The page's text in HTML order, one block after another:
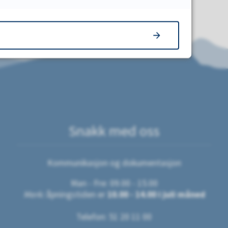
Snakk med oss
Kommunikasjon og dokumentasjon
Man - Fre: 09.00 - 15.00
Merk: åpningstiden er 10.00 - 14.00 i juli måned
Telefon: 51 20 11 00